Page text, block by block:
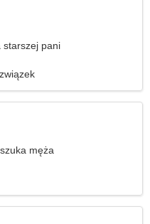
starszej pani
męża